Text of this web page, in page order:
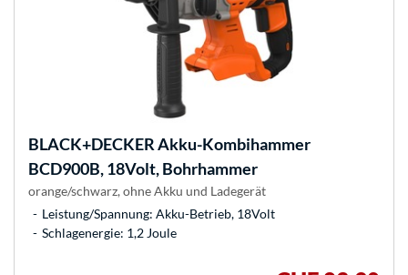
BLACK+DECKERAkku-Kombihammer
BCD900B, 18Volt, Bohrhammer
orange/schwarz, ohne Akku und Ladegerät
Leistung/Spannung: Akku-Betrieb, 18Volt
Schlagenergie: 1,2 Joule